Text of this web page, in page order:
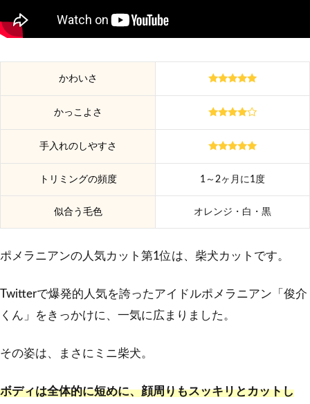
かわいさ
かっこよさ
手入れのしやすさ
トリミングの頻度 1～2ヶ月に1度
似合う毛色 オレンジ・白・黒
ポメラニアンの人気カット第1位は、柴犬カットです。
Twitterで爆発的人気を誇ったアイドルポメラニアン「俊介
くん」をきっかけに、一気に広まりました。
その姿は、まさにミニ柴犬。
ボディは全体的に短めに、顔周りもスッキリとカットし